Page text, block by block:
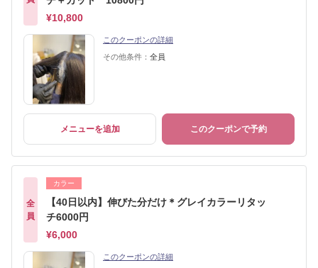
¥10,800
このクーポンの詳細
その他条件： 全員
メニューを追加 このクーポンで予約
全
員
カラー
【40日以内】伸びた分だけ＊グレイカラーリタッ
チ6000円
¥6,000
このクーポンの詳細